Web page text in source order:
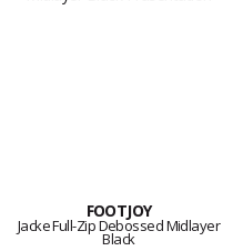
FOOTJOY
Jacke Full-Zip Debossed Midlayer
Black